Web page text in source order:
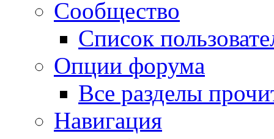
Сообщество
Список
Опции форума
Все разделы
Навигация